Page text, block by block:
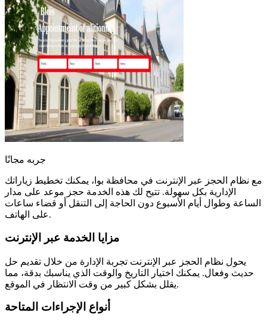
جربه مجانًا
مع نظام الحجز عبر الإنترنت في محافظة بوا، يمكنك تخطيط زياراتك
الإدارية بكل سهولة. تتيح لك هذه الخدمة حجز موعد على مدار
الساعة وطوال أيام الأسبوع دون الحاجة إلى التنقل أو قضاء ساعات
على الهاتف.
مزايا الخدمة عبر الإنترنت
يحول نظام الحجز عبر الإنترنت تجربة الإدارة من خلال تقديم حل
حديث وفعال. يمكنك اختيار التاريخ والوقت الذي يناسبك بدقة، مما
يقلل بشكل كبير من وقت الانتظار في الموقع.
أنواع الإجراءات المتاحة